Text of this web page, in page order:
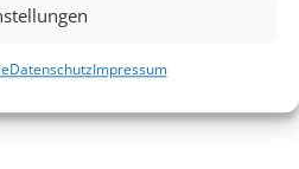
DatenschutzImpressum